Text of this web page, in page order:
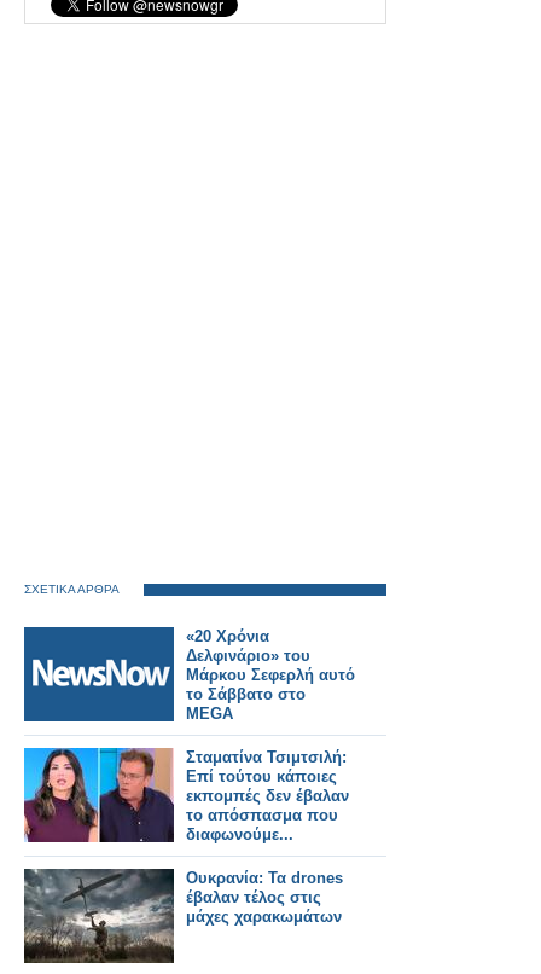
ΣΧΕΤΙΚΑ ΑΡΘΡΑ
«20 Χρόνια
Δελφινάριο» του
Μάρκου Σεφερλή αυτό
το Σάββατο στο
MEGA
Σταματίνα Τσιμτσιλή:
Επί τούτου κάποιες
εκπομπές δεν έβαλαν
το απόσπασμα που
διαφωνούμε...
Ουκρανία: Τα drones
έβαλαν τέλος στις
μάχες χαρακωμάτων